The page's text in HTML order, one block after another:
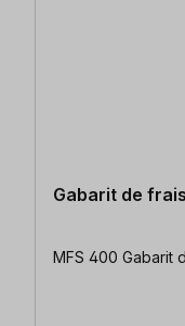
Gabarit de
MFS 400 Gabarit